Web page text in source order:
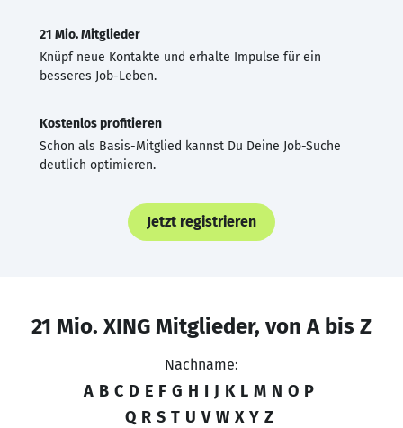
21 Mio. Mitglieder
Knüpf neue Kontakte und erhalte Impulse für ein
besseres Job-Leben.
Kostenlos profitieren
Schon als Basis-Mitglied kannst Du Deine Job-Suche
deutlich optimieren.
Jetzt registrieren
21 Mio. XING Mitglieder, von A bis Z
Nachname:
A B C D E F G H I J K L M N O P
Q R S T U V W X Y Z